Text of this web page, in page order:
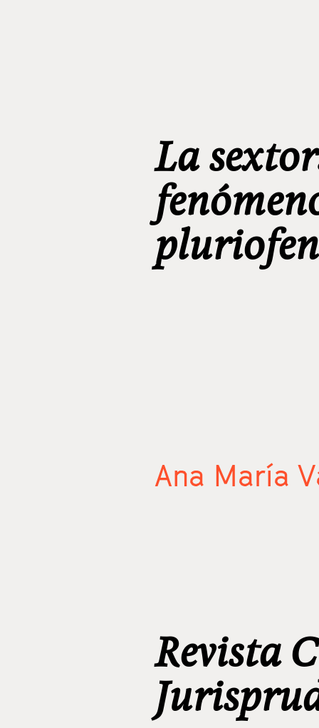
La
Ana María
Revista